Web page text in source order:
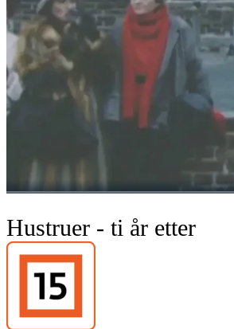
Hustruer - ti år etter